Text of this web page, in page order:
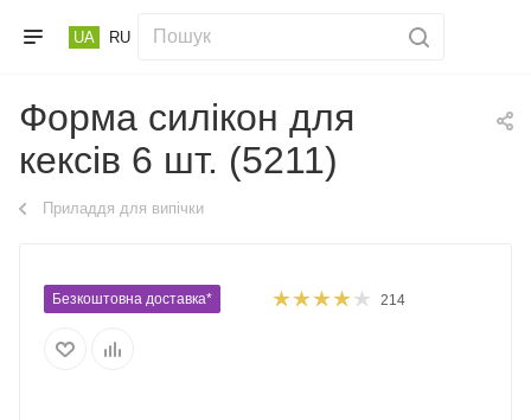
UA RU
Форма силікон для
кексів 6 шт. (5211)
Приладдя для випічки
Безкоштовна доставка* 214